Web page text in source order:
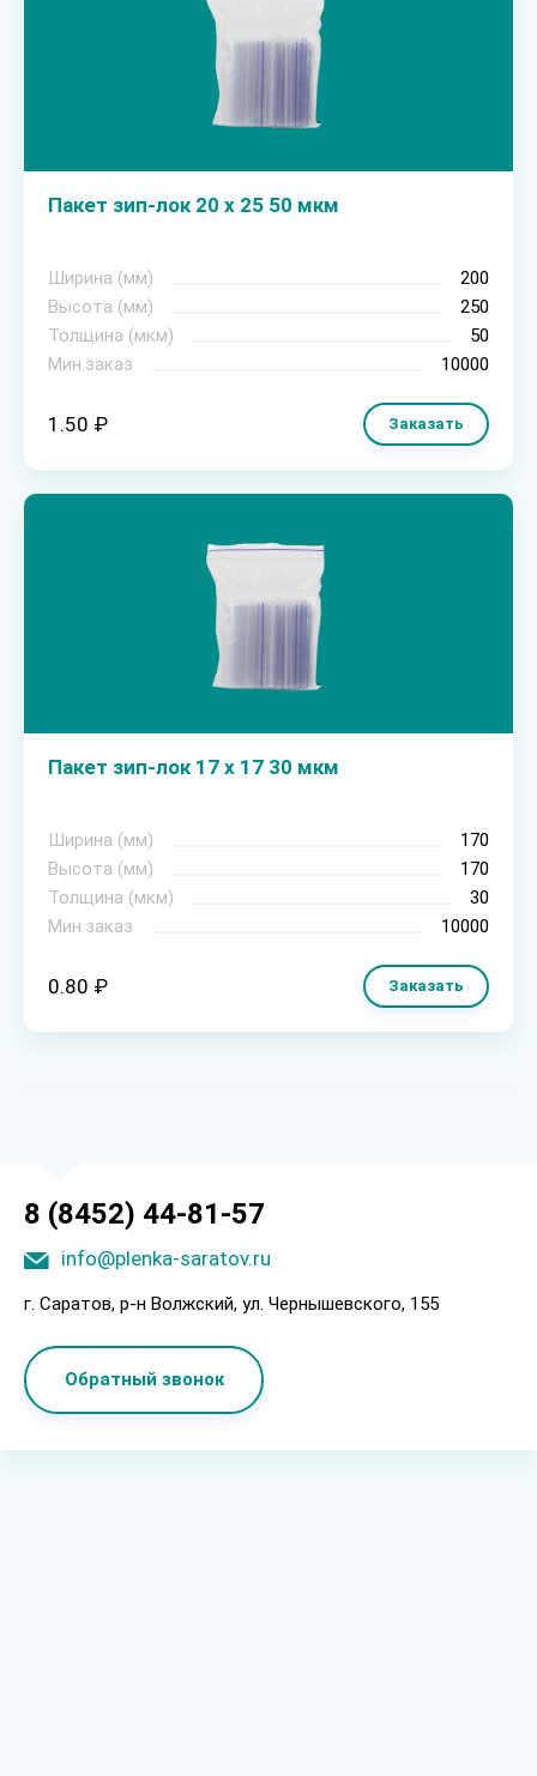
Пакет зип-лок 20 х 25 50 мкм
Ширина (мм)
200
Высота (мм)
250
Толщина (мкм)
50
Мин.заказ
10000
1.50 ₽ Заказать
Пакет зип-лок 17 х 17 30 мкм
Ширина (мм)
170
Высота (мм)
170
Толщина (мкм)
30
Мин.заказ
10000
0.80 ₽ Заказать
8 (8452) 44-81-57
info@plenka-saratov.ru
г. Саратов, p-н Boлжcкий, ул. Чepнышeвcкoгo, 155
Обратный звонок